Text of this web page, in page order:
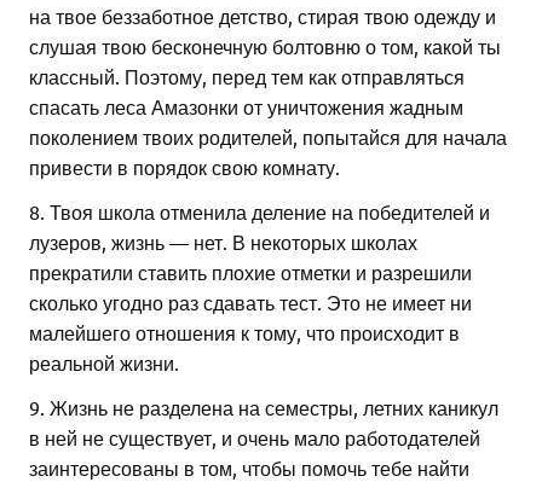
на твое беззаботное детство, стирая твою одежду и
слушая твою бесконечную болтовню о том, какой ты
классный. Поэтому, перед тем как отправляться
спасать леса Амазонки от уничтожения жадным
поколением твоих родителей, попытайся для начала
привести в порядок свою комнату.
8. Твоя школа отменила деление на победителей и
лузеров, жизнь — нет. В некоторых школах
прекратили ставить плохие отметки и разрешили
сколько угодно раз сдавать тест. Это не имеет ни
малейшего отношения к тому, что происходит в
реальной жизни.
9. Жизнь не разделена на семестры, летних каникул
в ней не существует, и очень мало работодателей
заинтересованы в том, чтобы помочь тебе найти